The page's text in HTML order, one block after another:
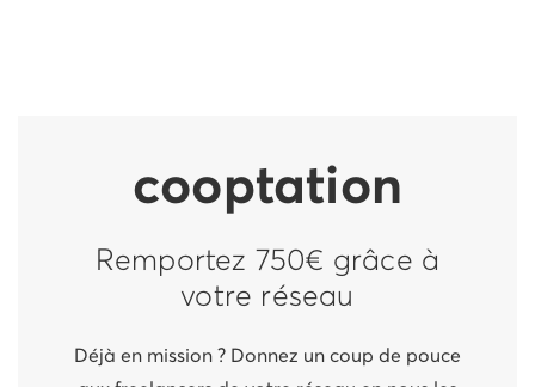
cooptation
Remportez 750€ grâce à
votre réseau
Déjà en mission ? Donnez un coup de pouce